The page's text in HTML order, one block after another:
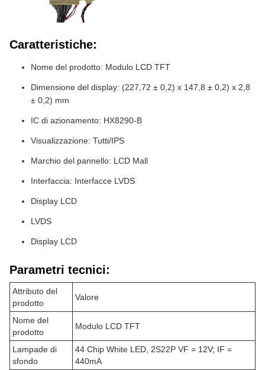
Caratteristiche:
Nome del prodotto: Modulo LCD TFT
Dimensione del display: (227,72 ± 0,2) x 147,8 ± 0,2) x 2,8
± 0,2) mm
IC di azionamento: HX8290-B
Visualizzazione: Tutti/IPS
Marchio del pannello: LCD Mall
Interfaccia: Interfacce LVDS
Display LCD
LVDS
Display LCD
Parametri tecnici:
Attributo del
prodotto
Valore
Nome del
prodotto
Modulo LCD TFT
Lampade di
sfondo
44 Chip White LED, 2S22P VF = 12V; IF =
440mA